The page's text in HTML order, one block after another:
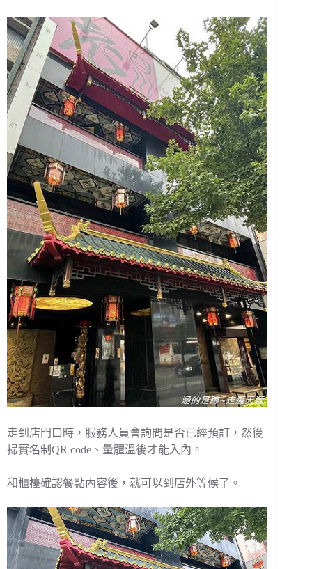
走到店門口時，服務人員會詢問是否已經預訂，然後
掃實名制QR code、量體溫後才能入內。
和櫃檯確認餐點內容後，就可以到店外等候了。